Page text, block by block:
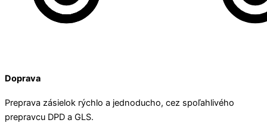
Doprava
Preprava zásielok rýchlo a jednoducho, cez spoľahlivého
prepravcu DPD a GLS.